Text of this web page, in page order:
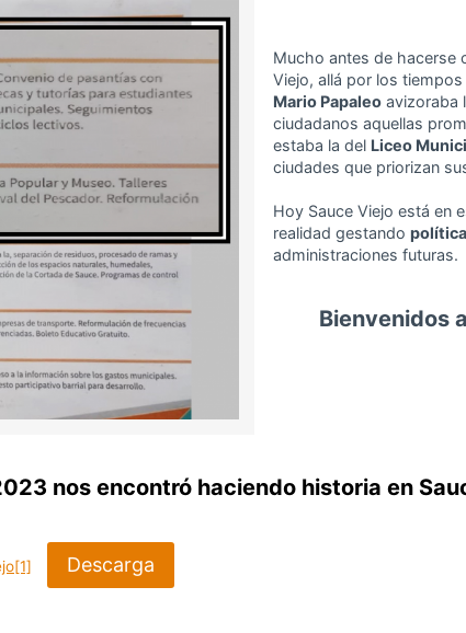
Mucho antes de hacerse
Viejo, allá por los
Mario Papaleo avizoraba
ciudadanos aquellas
estaba la del Liceo
ciudades que priorizan
Hoy Sauce Viejo está en
realidad gestando
administraciones futuras.
Bienvenidos
nos encontró haciendo historia en
Descarga